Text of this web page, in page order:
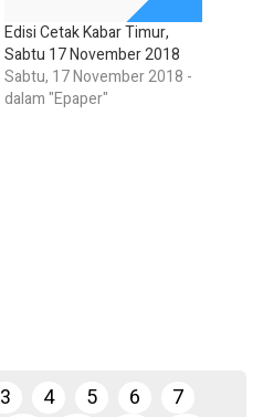
Edisi Cetak Kabar Timur,
Sabtu 17 November 2018
Sabtu, 17 November 2018 -
dalam "Epaper"
3 4 5 6
7